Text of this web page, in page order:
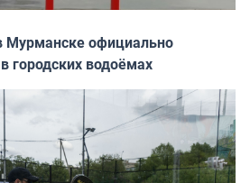
Мурманске официально
городских водоёмах